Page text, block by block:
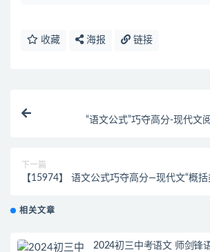
收藏 海报 链接
“语文公式”巧夺高分-现代文
下一篇
【15974】 语文公式巧夺高分—现代文“概括
相关文章
2024初三中考语文 师剑锋